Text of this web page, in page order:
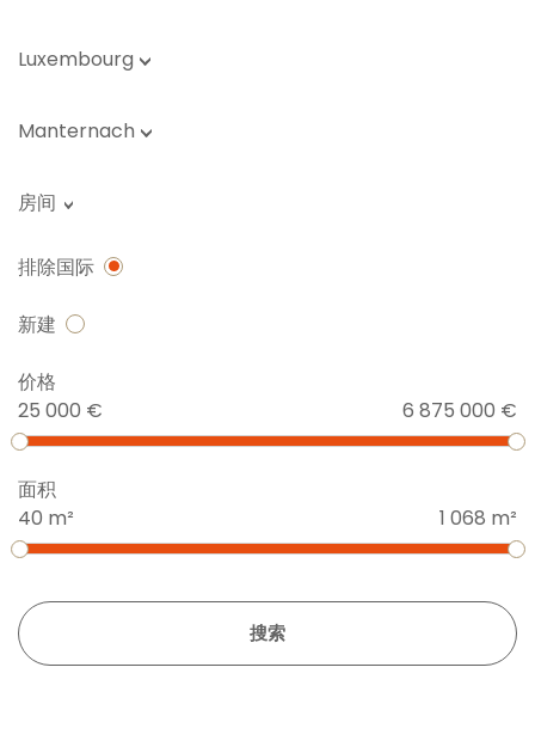
Luxembourg
Manternach
房间
排除国际
新建
价格
25 000 €
6 875 000 €
面积
40 m²
1 068 m²
搜索